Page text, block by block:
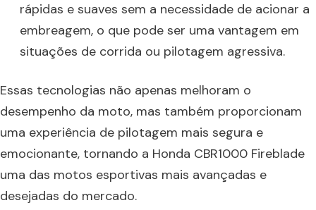
rápidas e suaves sem a necessidade de acionar a
embreagem, o que pode ser uma vantagem em
situações de corrida ou pilotagem agressiva.
Essas tecnologias não apenas melhoram o
desempenho da moto, mas também proporcionam
uma experiência de pilotagem mais segura e
emocionante, tornando a Honda CBR1000 Fireblade
uma das motos esportivas mais avançadas e
desejadas do mercado.